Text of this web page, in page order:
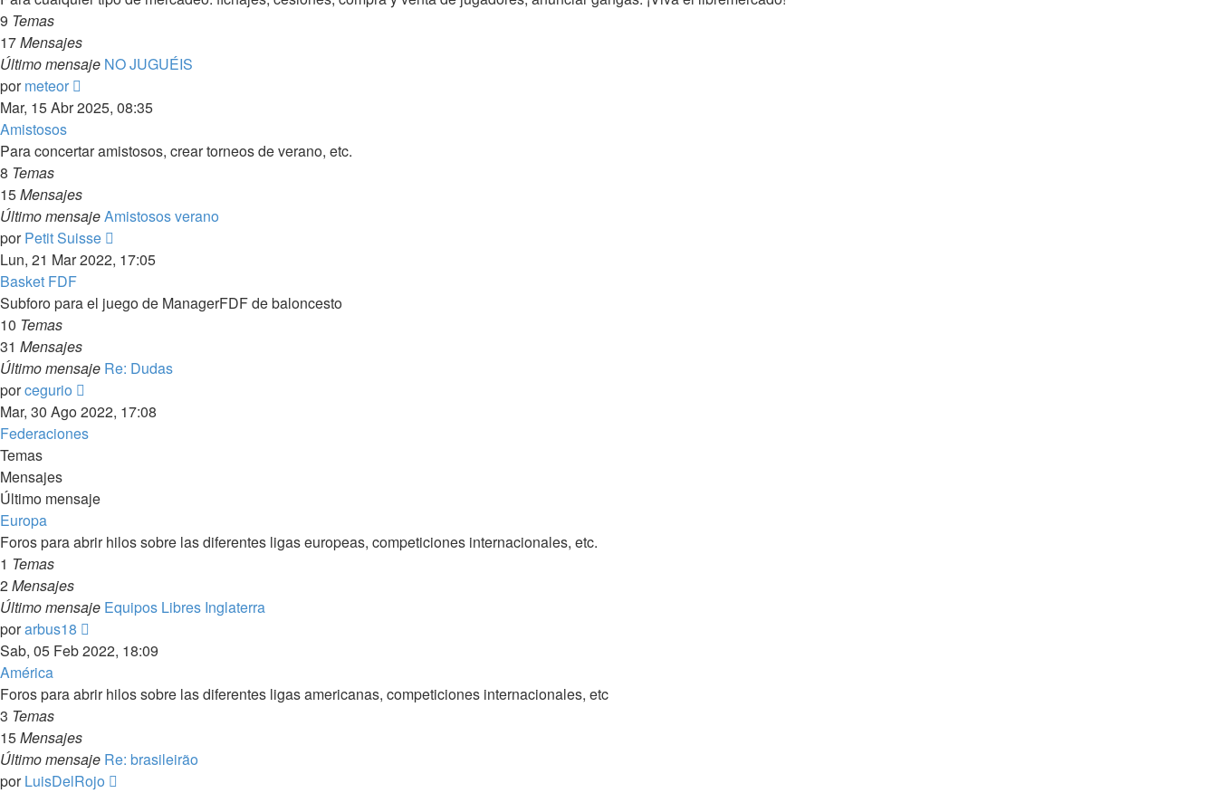
9 Temas
17Mensajes
Último mensaje NO JUGUÉIS
pormeteor
último
Mar, 15 Abr 2025, 08:35
Amistosos
Para concertar amistosos, crear torneos de verano, etc.
8 Temas
15Mensajes
Último mensajeAmistosos verano
porPetit Suisse
último
Lun, 21 Mar 2022, 17:05
Basket FDF
Subforo para el juego de ManagerFDF de baloncesto
10 Temas
31 Mensajes
Último mensaje Re: Dudas
porcegurio
último
mensaje
Mar, 30 Ago 2022, 17:08
Federaciones
Temas
Mensajes
Último mensaje
Europa
Foros para abrir hilos sobre las diferentes ligas europeas, competiciones internacionales, etc.
1 Temas
2Mensajes
Último mensaje Equipos Libres Inglaterra
porarbus18
último
Sab, 05 Feb 2022, 18:09
América
Foros para abrir hilos sobre las diferentes ligas americanas, competiciones internacionales, etc
3 Temas
15Mensajes
Último mensaje Re: brasileirão
porLuisDelRojo